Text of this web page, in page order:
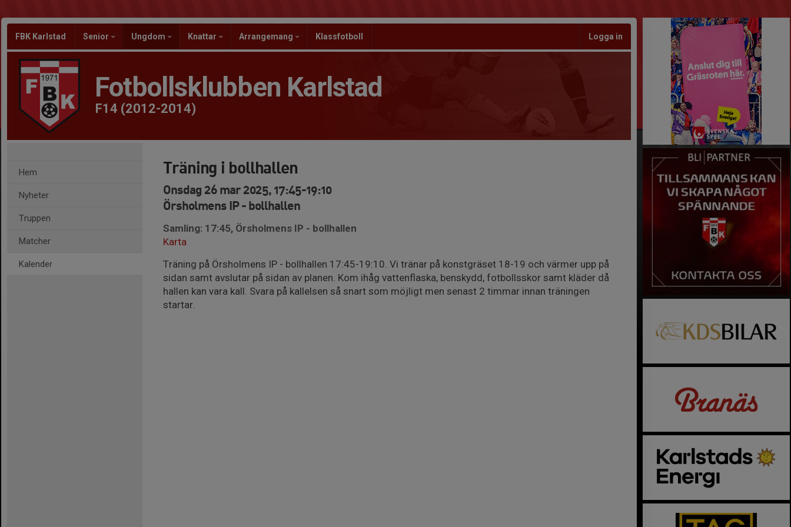
FBK Karlstad Senior Ungdom Knattar Arrangemang Klassfotboll Logga in
Fotbollsklubben Karlstad
F14 (2012-2014)
Hem
Nyheter
Truppen
Matcher
Kalender
Träning i bollhallen
Onsdag 26 mar 2025, 17:45-19:10
Örsholmens IP - bollhallen
Samling: 17:45, Örsholmens IP - bollhallen
Karta
Träning på Örsholmens IP - bollhallen 17:45-19:10. Vi tränar på konstgräset 18-19 och värmer upp på
sidan samt avslutar på sidan av planen. Kom ihåg vattenflaska, benskydd, fotbollsskor samt kläder då
hallen kan vara kall. Svara på kallelsen så snart som möjligt men senast 2 timmar innan träningen
startar.